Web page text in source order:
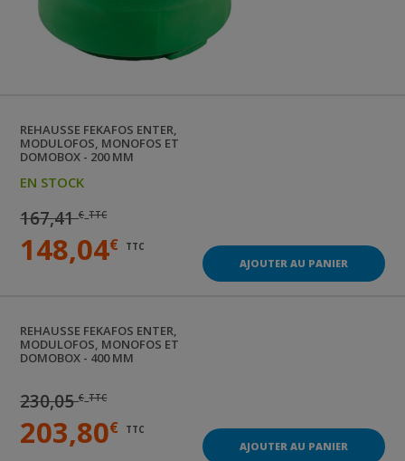
REHAUSSE FEKAFOS ENTER,
MODULOFOS, MONOFOS ET
DOMOBOX - 200 MM
EN STOCK
167,41€ TTC
148,04€ TTC
AJOUTER AU PANIER
REHAUSSE FEKAFOS ENTER,
MODULOFOS, MONOFOS ET
DOMOBOX - 400 MM
230,05€ TTC
203,80€ TTC
AJOUTER AU PANIER